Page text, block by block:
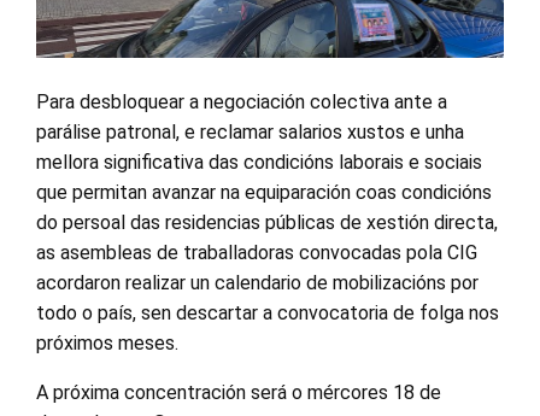
Para desbloquear a negociación colectiva ante a
parálise patronal, e reclamar salarios xustos e unha
mellora significativa das condicións laborais e sociais
que permitan avanzar na equiparación coas condicións
do persoal das residencias públicas de xestión directa,
as asembleas de traballadoras convocadas pola CIG
acordaron realizar un calendario de mobilizacións por
todo o país, sen descartar a convocatoria de folga nos
próximos meses.
A próxima concentración será o mércores 18 de